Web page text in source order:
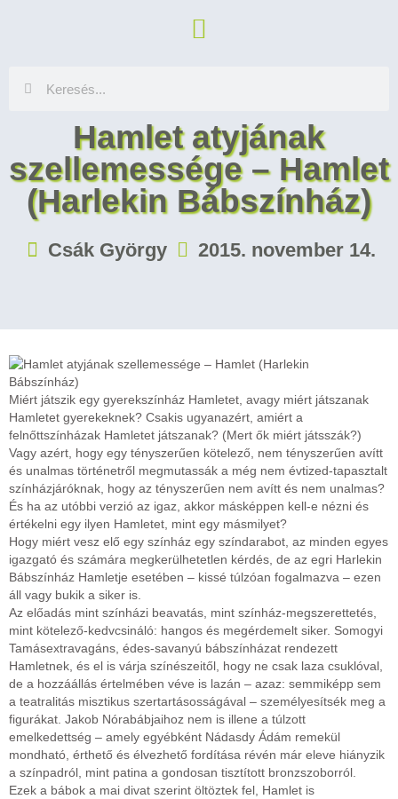
Hamlet atyjának
szellemessége – Hamlet
(Harlekin Bábszínház)
Csák György 2015. november 14.
Miért játszik egy gyerekszínház Hamletet, avagy miért játszanak
Hamletet gyerekeknek? Csakis ugyanazért, amiért a
felnőttszínházak Hamletet játszanak? (Mert ők miért játsszák?)
Vagy azért, hogy egy tényszerűen kötelező, nem tényszerűen avítt
és unalmas történetről megmutassák a még nem évtized-tapasztalt
színházjáróknak, hogy az tényszerűen nem avítt és nem unalmas?
És ha az utóbbi verzió az igaz, akkor másképpen kell-e nézni és
értékelni egy ilyen Hamletet, mint egy másmilyet?
Hogy miért vesz elő egy színház egy színdarabot, az minden egyes
igazgató és számára megkerülhetetlen kérdés, de az egri Harlekin
Bábszínház Hamletje esetében – kissé túlzóan fogalmazva – ezen
áll vagy bukik a siker is.
Az előadás mint színházi beavatás, mint színház-megszerettetés,
mint kötelező-kedvcsináló: hangos és megérdemelt siker. Somogyi
Tamásextravagáns, édes-savanyú bábszínházat rendezett
Hamletnek, és el is várja színészeitől, hogy ne csak laza csuklóval,
de a hozzáállás értelmében véve is lazán – azaz: semmiképp sem
a teatralitás misztikus szertartásosságával – személyesítsék meg a
figurákat. Jakob Nórabábjaihoz nem is illene a túlzott
emelkedettség – amely egyébként Nádasdy Ádám remekül
mondható, érthető és élvezhető fordítása révén már eleve hiányzik
a színpadról, mint patina a gondosan tisztított bronzszoborról.
Ezek a bábok a mai divat szerint öltöztek fel, Hamlet is